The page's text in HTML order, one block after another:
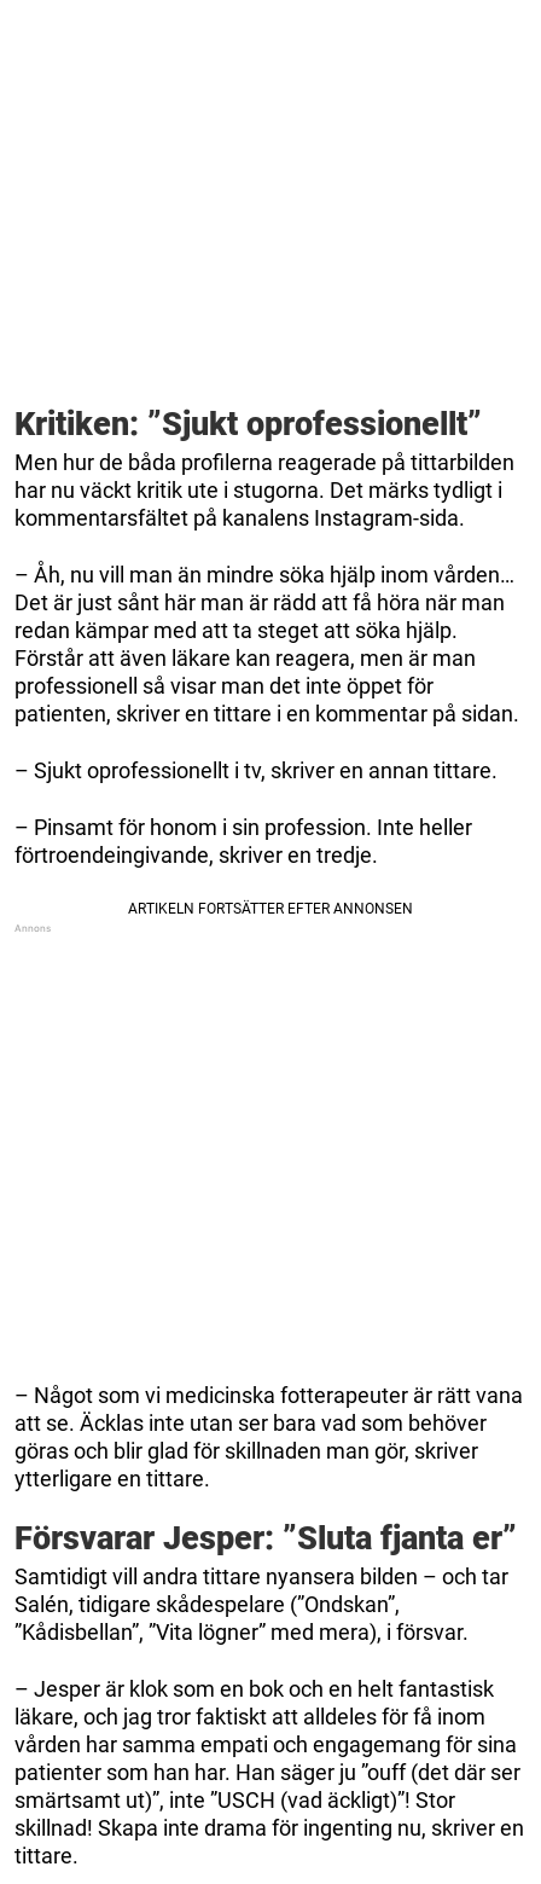
Kritiken: ”Sjukt oprofessionellt”
Men hur de båda profilerna reagerade på tittarbilden
har nu väckt kritik ute i stugorna. Det märks tydligt i
kommentarsfältet på kanalens Instagram-sida.
– Åh, nu vill man än mindre söka hjälp inom vården…
Det är just sånt här man är rädd att få höra när man
redan kämpar med att ta steget att söka hjälp.
Förstår att även läkare kan reagera, men är man
professionell så visar man det inte öppet för
patienten, skriver en tittare i en kommentar på sidan.
– Sjukt oprofessionellt i tv, skriver en annan tittare.
– Pinsamt för honom i sin profession. Inte heller
förtroendeingivande, skriver en tredje.
– Något som vi medicinska fotterapeuter är rätt vana
att se. Äcklas inte utan ser bara vad som behöver
göras och blir glad för skillnaden man gör, skriver
ytterligare en tittare.
Försvarar Jesper: ”Sluta fjanta er”
Samtidigt vill andra tittare nyansera bilden – och tar
Salén, tidigare skådespelare (”Ondskan”,
”Kådisbellan”, ”Vita lögner” med mera), i försvar.
– Jesper är klok som en bok och en helt fantastisk
läkare, och jag tror faktiskt att alldeles för få inom
vården har samma empati och engagemang för sina
patienter som han har. Han säger ju ”ouff (det där ser
smärtsamt ut)”, inte ”USCH (vad äckligt)”! Stor
skillnad! Skapa inte drama för ingenting nu, skriver en
tittare.